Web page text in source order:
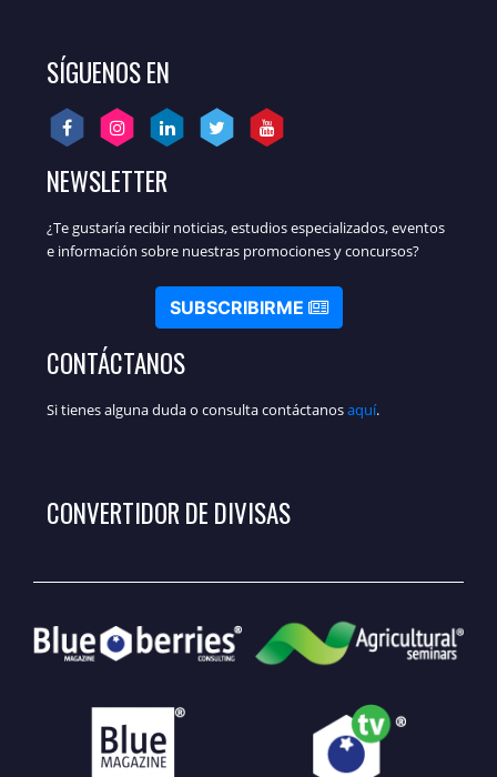
SÍGUENOS EN
NEWSLETTER
¿Te gustaría recibir noticias, estudios especializados, eventos
e información sobre nuestras promociones y concursos?
SUBSCRIBIRME
CONTÁCTANOS
Si tienes alguna duda o consulta contáctanosaquí.
CONVERTIDOR DE DIVISAS